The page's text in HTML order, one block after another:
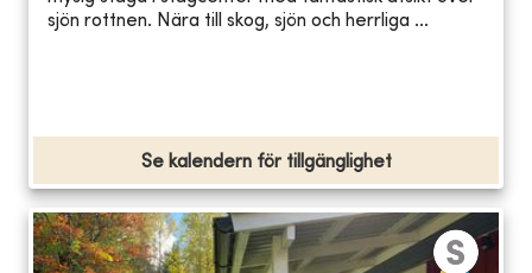
sjön rottnen. Nära till skog, sjön och herrliga ...
Se kalendern för tillgänglighet